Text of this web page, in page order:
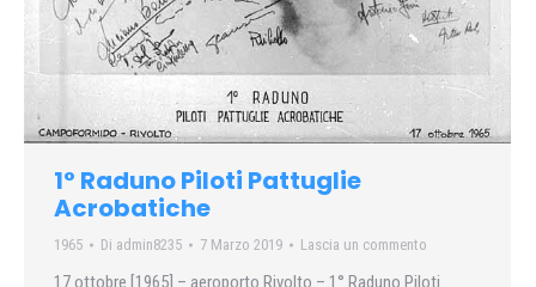
1° Raduno Piloti Pattuglie
Acrobatiche
1965 Di admin8235 7 Marzo 2019 Lascia un commento
17 ottobre [1965] – aeroporto Rivolto – 1° Raduno Piloti